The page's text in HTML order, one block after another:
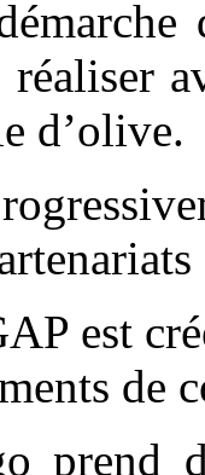
d’olive.
est
de
prend